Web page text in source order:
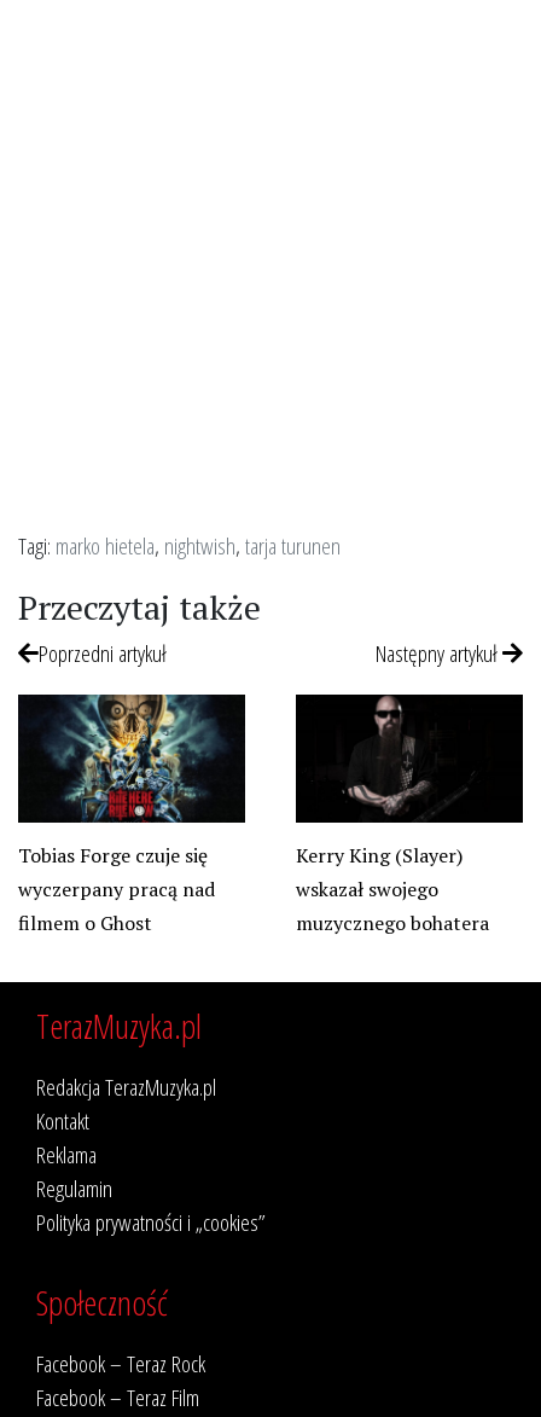
Tagi: marko hietela, nightwish,tarja turunen
Przeczytaj także
Poprzedni artykuł
Tobias Forge czuje się
wyczerpany pracą nad
filmem o Ghost
Następny artykuł
Kerry King (Slayer)
wskazał swojego
muzycznego bohatera
TerazMuzyka.pl
Redakcja TerazMuzyka.pl
Kontakt
Reklama
Regulamin
Polityka prywatności i „cookies”
Społeczność
Facebook – Teraz Rock
Facebook – Teraz Film